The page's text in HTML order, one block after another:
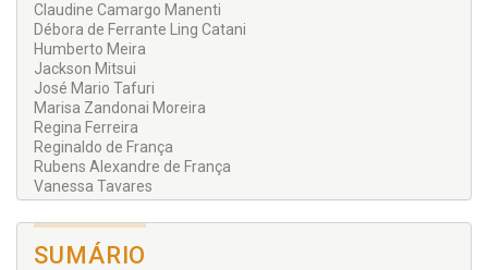
CONSELHO DE CONTRIBUINTES E RECURSOS FISCAIS
NO ESTADO DO PARANÁ
AÇÃO RESCISÓRIA - SUA VIABILIDADE PARA
DESCONSTITUIR DECISÃO VIOLADORA DO PRINCÍPIO
DA ISONOMIA
ANÁLISE CRÍTICA DA LEI 6.830/80
CONSIDERAÇÕES SOBRE A EXECUÇÃO FISCAL E A
Claudine Camargo Manenti
Débora de Ferrante Ling Catani
Humberto Meira
Jackson Mitsui
José Mario Tafuri
Marisa Zandonai Moreira
Regina Ferreira
Reginaldo de França
Rubens Alexandre de França
Vanessa Tavares
Volney Campos dos Santos
Wanderlei Carvalho da Silva
SUMÁRIO